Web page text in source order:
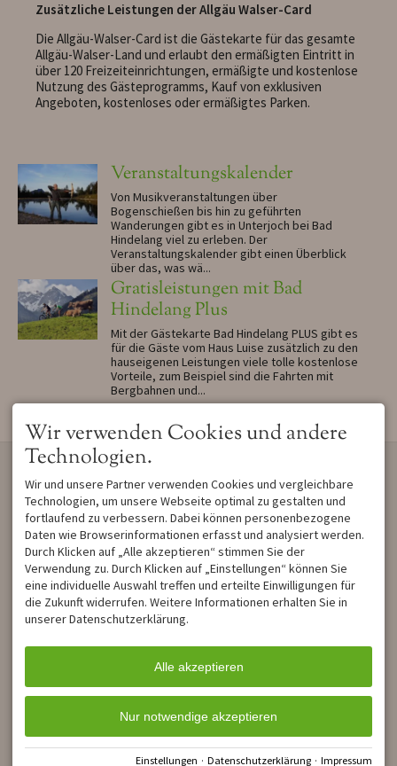
Zusätzliche Leistungen der Allgäu Walser-Card
Die Allgäu-Walser-Card ist die Gästekarte für das gesamte
Allgäu-Walser-Land und erlaubt den ermäßigten Eintritt in
über 120 Freizeiteinrichtungen, ermäßigte und kostenlose
Nutzung des Gästeprogramms, Kauf von exklusiven
Angeboten, kostenloses oder ermäßigtes Parken.
Veranstaltungskalender
Von Musikveranstaltungen über
Bogenschießen bis hin zu geführten
Wanderungen gibt es in Unterjoch bei Bad
Hindelang viel zu erleben. Der
Veranstaltungskalender gibt einen Überblick
über das, was wä...
Gratisleistungen mit Bad
Hindelang Plus
Mit der Gästekarte Bad Hindelang PLUS gibt es
für die Gäste vom Haus Luise zusätzlich zu den
hauseigenen Leistungen viele tolle kostenlose
Vorteile, zum Beispiel sind die Fahrten mit
Bergbahnen und...
KONTAKT
Haus Luise
Martin Lipp
Sonnenstraße 27
87541 Bad Hindelang /
Unterjoch
DEUTSCHLAND
Tel.+49 8324 7632
Mobil+49 151 432 243 77
info@haus-luise-
unterjoch.de
Haus Luise in Unterjoch bei
Bad Hindelang liegt in einem
besonders ruhigen Seitental
der Allgäuer Berge. m
Sommer locken
wunderschöne
Wanderwege, im Winter
Loipen und Skilifte und
immer mit dabei: unzählige
Gratisleistungen!
LINKS:
Bewertungen auf
Unsere Bildergalerie
Wir verwenden Cookies und andere
Technologien.
Wir und unsere Partner verwenden Cookies und vergleichbare
Technologien, um unsere Webseite optimal zu gestalten und
fortlaufend zu verbessern. Dabei können personenbezogene
Daten wie Browserinformationen erfasst und analysiert werden.
Durch Klicken auf „Alle akzeptieren“ stimmen Sie der
Verwendung zu. Durch Klicken auf „Einstellungen“ können Sie
eine individuelle Auswahl treffen und erteilte Einwilligungen für
die Zukunft widerrufen. Weitere Informationen erhalten Sie in
unserer Datenschutzerklärung.
Alle akzeptieren
Nur notwendige akzeptieren
Einstellungen · Datenschutzerklärung · Impressum